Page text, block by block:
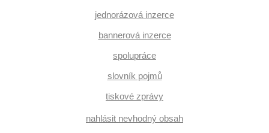
jednorázová inzerce
bannerová inzerce
spolupráce
slovník pojmů
tiskové zprávy
nahlásit nevhodný obsah